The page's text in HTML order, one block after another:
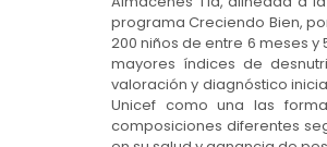
programa Creciendo Bien,
200 niños de entre 6 meses y
mayores índices de
valoración y diagnóstico
Unicef como una las
composiciones diferentes